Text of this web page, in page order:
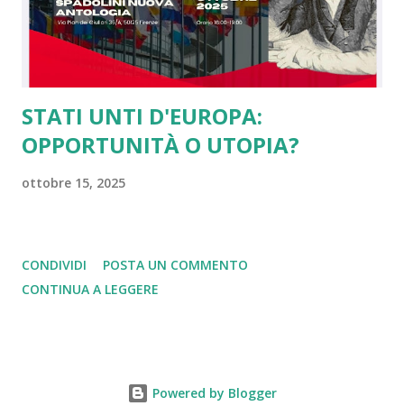
concetto di libertà, dall'altro tale scelta ci rende...
STATI UNTI D'EUROPA:
OPPORTUNITÀ O UTOPIA?
ottobre 15, 2025
CONDIVIDI
POSTA UN COMMENTO
CONTINUA A LEGGERE
Powered by Blogger